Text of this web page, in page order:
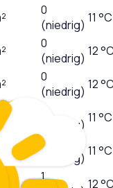
0
(niedrig) 11 °C
0
(niedrig) 12
0
(niedrig) 12
(niedrig) 11 °C
0
(niedrig) 11 °C
1
12